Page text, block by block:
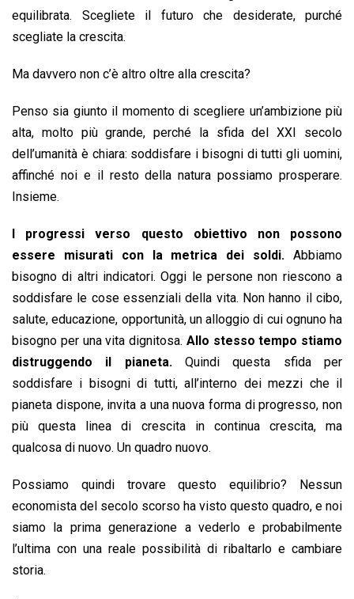
equilibrata. Scegliete il futuro che desiderate, purché
scegliate la crescita.
Ma davvero non c’è altro oltre alla crescita?
Penso sia giunto il momento di scegliere un’ambizione più
alta, molto più grande, perché la sfida del XXI secolo
dell’umanità è chiara: soddisfare i bisogni di tutti gli uomini,
affinché noi e il resto della natura possiamo prosperare.
Insieme.
I progressi verso questo obiettivo non possono
essere misurati con la metrica dei soldi. Abbiamo
bisogno di altri indicatori. Oggi le persone non riescono a
soddisfare le cose essenziali della vita. Non hanno il cibo,
salute, educazione, opportunità, un alloggio di cui ognuno ha
bisogno per una vita dignitosa. Allo stesso tempo stiamo
distruggendo il pianeta.Quindi questa sfida per
soddisfare i bisogni di tutti, all’interno dei mezzi che il
pianeta dispone, invita a una nuova forma di progresso, non
più questa linea di crescita in continua crescita, ma
qualcosa di nuovo. Un quadro nuovo.
Possiamo quindi trovare questo equilibrio? Nessun
economista del secolo scorso ha visto questo quadro, e noi
siamo la prima generazione a vederlo e probabilmente
l’ultima con una reale possibilità di ribaltarlo e cambiare
storia.